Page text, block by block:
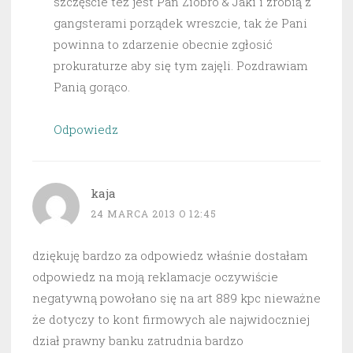
gangsterami porządek wreszcie, tak że Pani
powinna to zdarzenie obecnie zgłosić
prokuraturze aby się tym zajęli. Pozdrawiam
Panią gorąco.
Odpowiedz
kaja
24 MARCA 2013 O 12:45
dziękuję bardzo za odpowiedz właśnie dostałam
odpowiedz na moją reklamacje oczywiście
negatywną powołano się na art 889 kpc nieważne
że dotyczy to kont firmowych ale najwidoczniej
dział prawny banku zatrudnia bardzo